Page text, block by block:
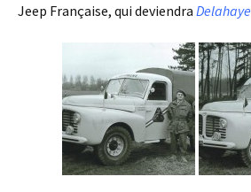
Jeep Française, qui deviendra